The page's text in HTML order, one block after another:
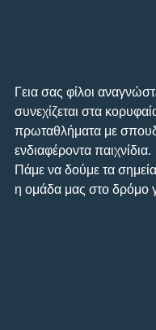
Γεια σας φίλοι
συνεχίζεται στα
πρωταθλήματα με
ενδιαφέροντα παιχνίδια.
Πάμε να δούμε τα
η ομάδα μας στο δρόμο